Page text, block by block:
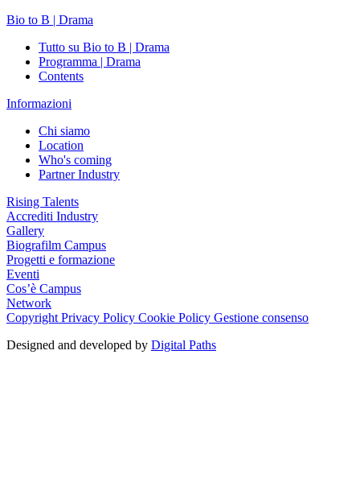
Bio to B | Drama
Tutto su Bio to B | Drama
Programma | Drama
Contents
Informazioni
Chi siamo
Location
Who's coming
Partner Industry
Rising Talents
Accrediti Industry
Gallery
Biografilm Campus
Progetti e formazione
Eventi
Cos’è Campus
Network
Copyright Privacy Policy Cookie Policy Gestione consenso
Designed and developed by Digital Paths